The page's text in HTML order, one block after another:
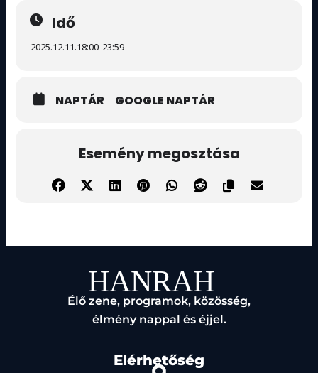
hangulatfelelős!- Az első , aki kitalálja-egész este bár
vendége! Hajrá!
Idő
2025.12.11.18:00-23:59
NAPTÁR GOOGLE NAPTÁR
Esemény megosztása
Élő zene, programok, közösség,
élmény nappal és éjjel.
Elérhetőség